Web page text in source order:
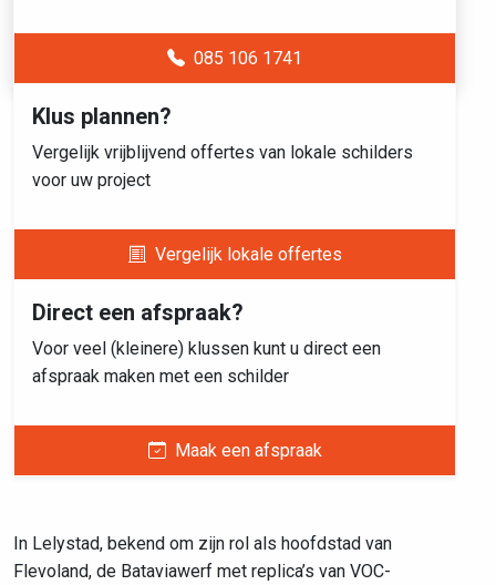
085 106 1741
Klus plannen?
Vergelijk vrijblijvend offertes van lokale schilders
voor uw project
Vergelijk lokale offertes
Direct een afspraak?
Voor veel (kleinere) klussen kunt u direct een
afspraak maken met een schilder
Maak een afspraak
In Lelystad, bekend om zijn rol als hoofdstad van
Flevoland, de Bataviawerf met replica’s van VOC-